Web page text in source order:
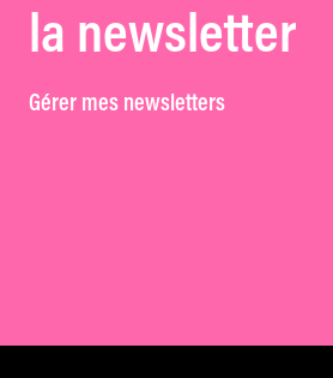
la newsletter
Gérer mes newsletters